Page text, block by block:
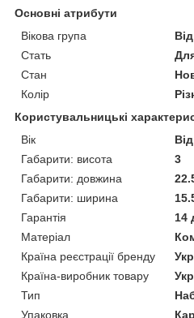
Основні атрибути
Вікова група
Стать
Стан
Колір
Користувальницькі
Вік
Габарити: висота
3
Габарити: довжина
Габарити: ширина
Гарантія
14
Матеріал
Країна реєстрації бренду
Країна-виробник товару
Тип
Упаковка